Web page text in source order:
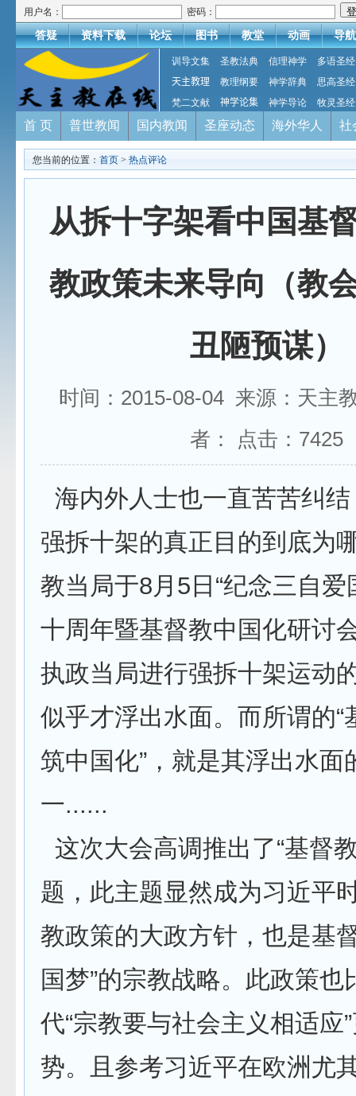
用户名： 密码：
答疑 资料下载 论坛 图书 教堂 动画 导航
训导文集 圣教法典 信理神学
多语圣经
天主教理
教理纲要 神学辞典
思高圣经
梵二文献
神学论集 神学导论 牧灵圣经
首 页 普世教闻 国内教闻 圣座动态 海外华人 社
您当前的位置： 首页 > 热点评论
从拆十字架看中国基
教政策未来导向（教
丑陋预谋）
时间：2015-08-04 来源：天主
者： 点击： 7425
海内外人士也一直苦苦纠
强拆十架的真正目的到底为
教当局于8月5日“纪念三自爱
十周年暨基督教中国化研讨
执政当局进行强拆十架运动
似乎才浮出水面。而所谓的“
筑中国化”，就是其浮出水面
一......
这次大会高调推出了“基督
题，此主题显然成为习近平
教政策的大政方针，也是基
国梦”的宗教战略。此政策也
代“宗教要与社会主义相适应
势。且参考习近平在欧洲尤